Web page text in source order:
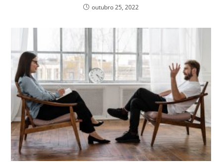
outubro 25, 2022